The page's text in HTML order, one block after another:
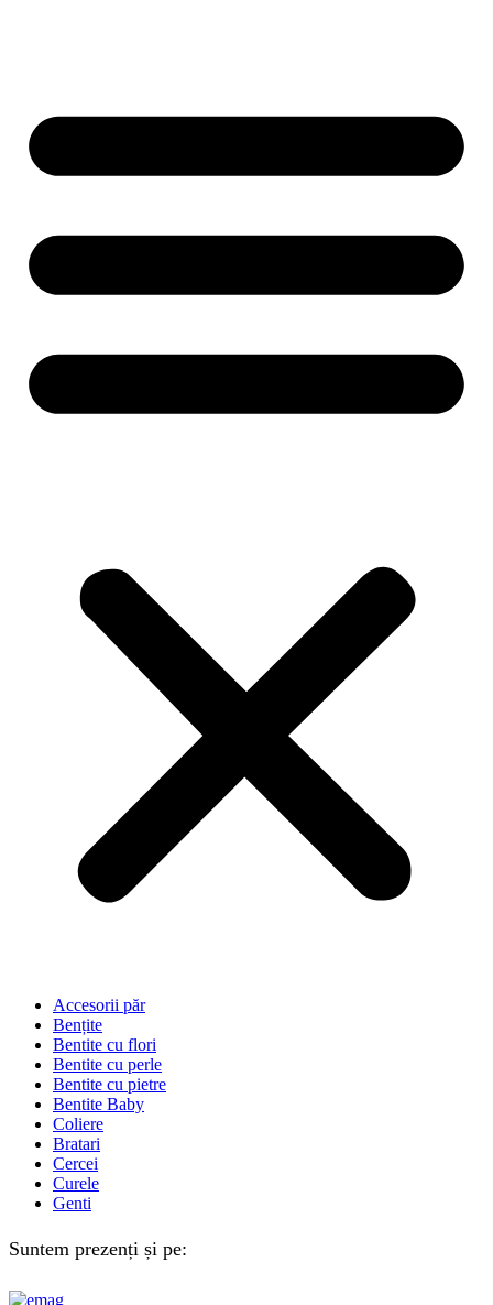
Accesorii păr
Bențite
Bentite cu flori
Bentite cu perle
Bentite cu pietre
Bentite Baby
Coliere
Bratari
Cercei
Curele
Genti
Suntem prezenți și pe: